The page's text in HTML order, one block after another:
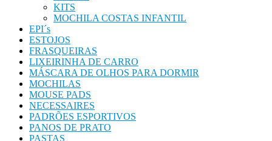
KITS
MOCHILA COSTAS INFANTIL
EPI´s
ESTOJOS
FRASQUEIRAS
LIXEIRINHA DE CARRO
MÁSCARA DE OLHOS PARA DORMIR
MOCHILAS
MOUSE PADS
NECESSAIRES
PADRÕES ESPORTIVOS
PANOS DE PRATO
PASTAS